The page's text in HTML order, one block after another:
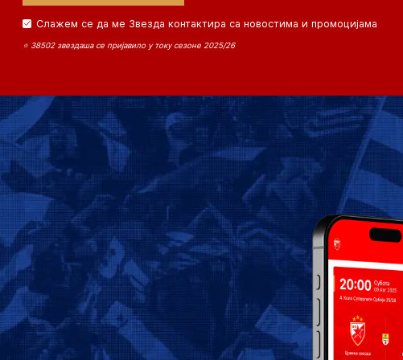
Слажем се да ме Звезда контактира са новостима и промоцијама
⭐ 38502 звездаша се пријавило у току сезоне 2025/26